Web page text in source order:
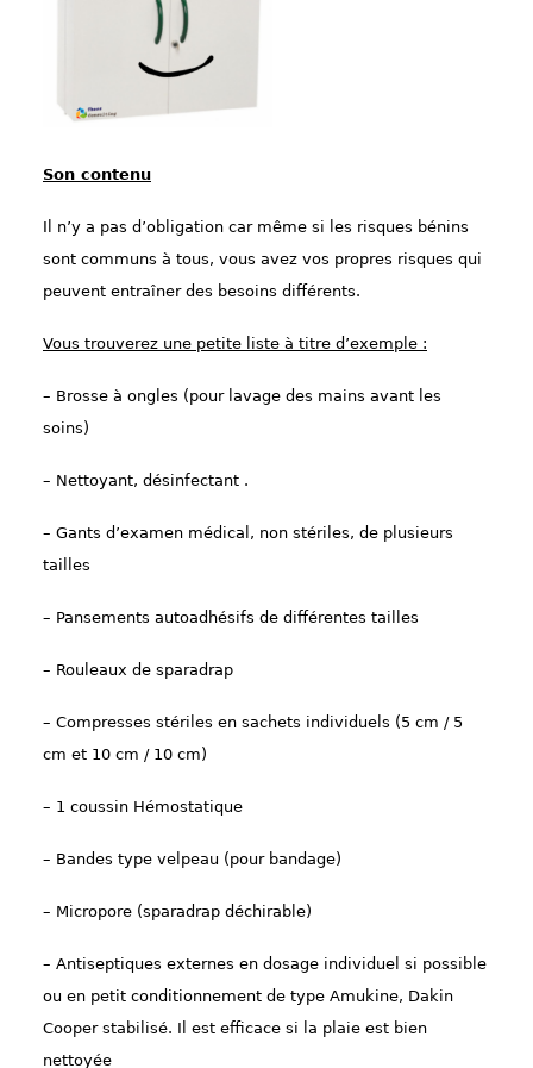
Son contenu
I l n’y a pas d’obligation car même si les risques bénins
sont communs à tous, vous avez vos propres risques qui
peuvent entraîner des besoins différents.
Vous trouverez une petite liste à titre d’exemple :
– Brosse à ongles (pour lavage des mains avant les
soins)
– Nettoyant, désinfectant .
– Gants d’examen médical, non stériles, de plusieurs
tailles
– Pansements autoadhésifs de différentes tailles
– Rouleaux de sparadrap
– Compresses stériles en sachets individuels (5 cm / 5
cm et 10 cm / 10 cm)
– 1 coussin Hémostatique
– Bandes type velpeau (pour bandage)
– Micropore (sparadrap déchirable)
– Antiseptiques externes en dosage individuel si possible
ou en petit conditionnement de type Amukine, Dakin
Cooper stabilisé. Il est efficace si la plaie est bien
nettoyée